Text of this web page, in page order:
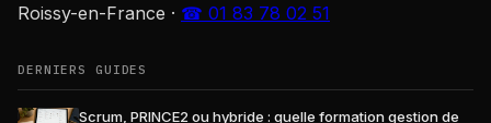
Roissy-en-France · ☎ 01 83 78 02 51
DERNIERS GUIDES
Scrum, PRINCE2 ou hybride : quelle formation gestion de